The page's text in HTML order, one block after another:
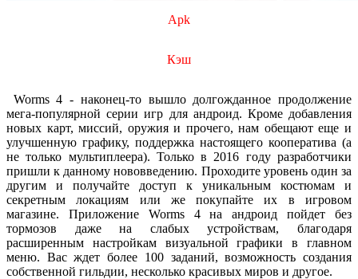
Apk
Кэш
Worms 4 - наконец-то вышло долгожданное продолжение
мега-популярной серии игр для андроид. Кроме добавления
новых карт, миссий, оружия и прочего, нам обещают еще и
улучшенную графику, поддержка настоящего кооператива (а
не только мультиплеера). Только в 2016 году разработчики
пришли к данному нововведению. Проходите уровень один за
другим и получайте доступ к уникальным костюмам и
секретным локациям или же покупайте их в игровом
магазине. Приложение Worms 4 на андроид пойдет без
тормозов даже на слабых устройствам, благодаря
расширенным настройкам визуальной графики в главном
меню. Вас ждет более 100 заданий, возможность создания
собственной гильдии, несколько красивых миров и другое.